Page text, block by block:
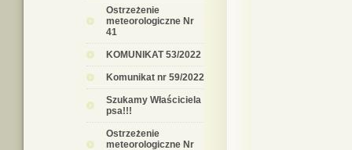
Ostrzeżenie
meteorologiczne Nr
41
KOMUNIKAT 53/2022
Komunikat nr 59/2022
Szukamy Właściciela
psa!!!
Ostrzeżenie
meteorologiczne Nr